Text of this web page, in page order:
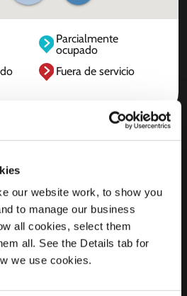
our website work, to show you
to manage our business
all cookies, select them
all. See the Details tab for
we use cookies.
Parcialmente
ocupado
Fuera de servicio
Tubalaan 2
3438 RT
Nieuwegein
Países Bajos